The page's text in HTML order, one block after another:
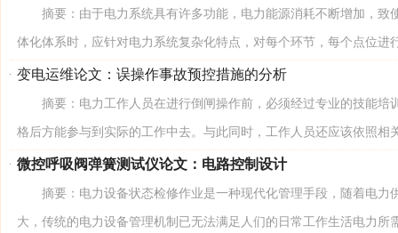
摘要：由于电力系统具有许多功能，电力能源消耗不断增加，致
体化体系时，应针对电力系统复杂化特点，对每个环节，每个点位进
变电运维论文：误操作事故预控措施的分析
摘要：电力工作人员在进行倒闸操作前，必须经过专业的技能培
格后方能参与到实际的工作中去。与此同时，工作人员还应该依照相
微控呼吸阀弹簧测试仪论文：电路控制设计
摘要：电力设备状态检修作业是一种现代化管理手段，随着电力
大，传统的电力设备管理机制已无法满足人们的日常工作生活电力所